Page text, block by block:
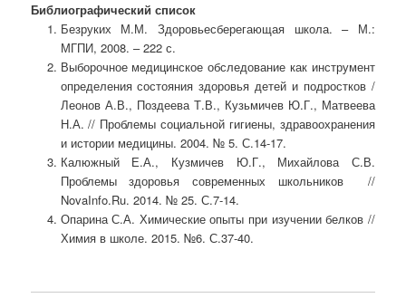
Библиографический список
Безруких М.М. Здоровьесберегающая школа. – М.:
МГПИ, 2008. – 222 с.
Выборочное медицинское обследование как инструмент
определения состояния здоровья детей и подростков /
Леонов А.В., Поздеева Т.В., Кузьмичев Ю.Г., Матвеева
Н.А. // Проблемы социальной гигиены, здравоохранения
и истории медицины. 2004. № 5. С.14-17.
Калюжный Е.А., Кузмичев Ю.Г., Михайлова С.В.
Проблемы здоровья современных школьников //
NovaInfo.Ru. 2014. № 25. С.7-14.
Опарина С.А. Химические опыты при изучении белков //
Химия в школе. 2015. №6. С.37-40.